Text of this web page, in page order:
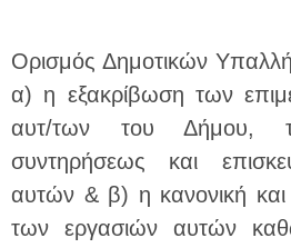
Ορισμός Δημοτικών
α) η εξακρίβωση των
αυτ/των του Δήμου,
συντηρήσεως και
αυτών & β) η κανονική και
των εργασιών αυτών